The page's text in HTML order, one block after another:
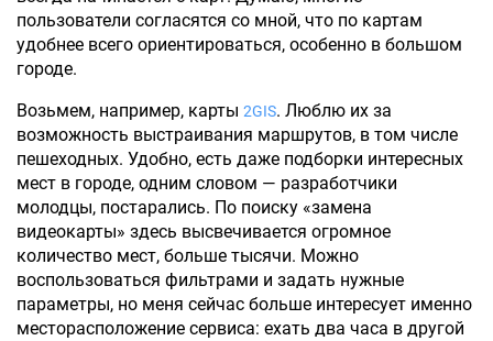
пользователи согласятся со мной, что по картам
удобнее всего ориентироваться, особенно в большом
городе.
Возьмем, например, карты 2GIS. Люблю их за
возможность выстраивания маршрутов, в том числе
пешеходных. Удобно, есть даже подборки интересных
мест в городе, одним словом — разработчики
молодцы, постарались. По поиску «замена
видеокарты» здесь высвечивается огромное
количество мест, больше тысячи. Можно
воспользоваться фильтрами и задать нужные
параметры, но меня сейчас больше интересует именно
месторасположение сервиса: ехать два часа в другой